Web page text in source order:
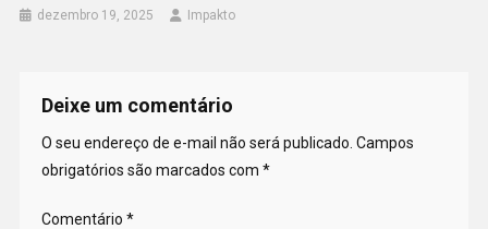
dezembro 19, 2025 Impakto
Deixe um comentário
O seu endereço de e-mail não será publicado. Campos
obrigatórios são marcados com *
Comentário *